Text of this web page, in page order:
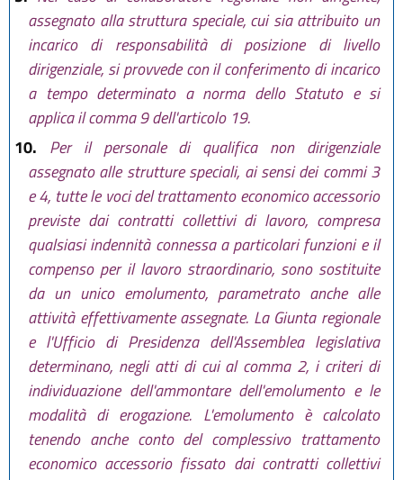
assegnato alla struttura speciale, cui sia attribuito un
incarico di responsabilità di posizione di livello
dirigenziale, si provvede con il conferimento di incarico
a tempo determinato a norma dello Statuto e si
applica il comma 9 dell'articolo 19.
10. Per il personale di qualifica non dirigenziale
assegnato alle strutture speciali, ai sensi dei commi 3
e 4, tutte le voci del trattamento economico accessorio
previste dai contratti collettivi di lavoro, compresa
qualsiasi indennità connessa a particolari funzioni e il
compenso per il lavoro straordinario, sono sostituite
da un unico emolumento, parametrato anche alle
attività effettivamente assegnate. La Giunta regionale
e l'Ufficio di Presidenza dell'Assemblea legislativa
determinano, negli atti di cui al comma 2, i criteri di
individuazione dell'ammontare dell'emolumento e le
modalità di erogazione. L'emolumento è calcolato
tenendo anche conto del complessivo trattamento
economico accessorio fissato dai contratti collettivi